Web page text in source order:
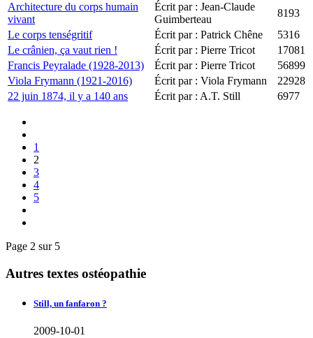
Architecture du corps humain
vivant
Écrit par : Jean-Claude
Guimberteau
8193
Le corps tenségritif
Écrit par : Patrick Chêne
5316
Le crânien, ça vaut rien !
Écrit par : Pierre Tricot
17081
Francis Peyralade (1928-2013)
Écrit par : Pierre Tricot
56899
Viola Frymann (1921-2016)
Écrit par : Viola Frymann
22928
22 juin 1874, il y a 140 ans
Écrit par : A.T. Still 6977
1
2
3
4
5
Page 2 sur 5
Autres textes ostéopathie
Still, un fanfaron ?
2009-10-01